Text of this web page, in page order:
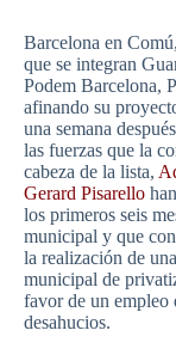
Barcelona en
que se integran
Podem Barcelona,
afinando su
una semana
las fuerzas que la
cabeza de la lista,
Gerard Pisarello
los primeros seis
municipal y que
la realización de
municipal de
favor de un
desahucios.